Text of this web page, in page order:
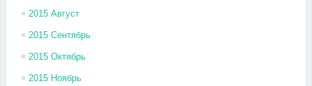
2015 Август
2015 Сентябрь
2015 Октябрь
2015 Ноябрь